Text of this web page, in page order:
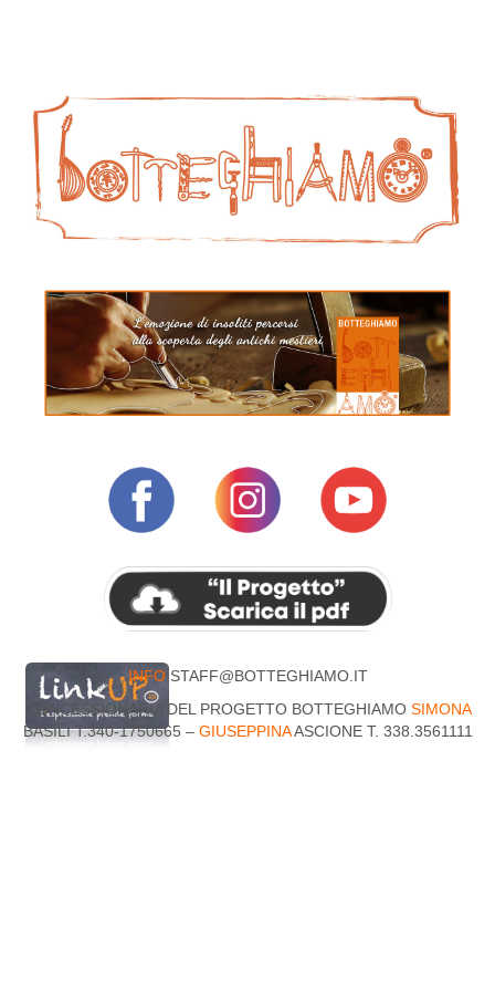
INFO STAFF@BOTTEGHIAMO.IT
CONCESSIONARIA DEL PROGETTO BOTTEGHIAMO SIMONA
BASILI T.340-1750665 – GIUSEPPINAASCIONE T. 338.3561111